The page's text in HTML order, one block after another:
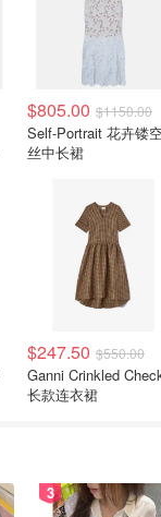
$805.00 $1150.00
Self-Portrait 花卉镂
丝中长裙
$247.50 $550.00
Ganni Crinkled
长款连衣裙
3